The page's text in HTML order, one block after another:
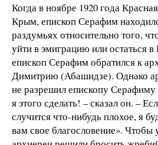
Когда в ноябре 1920 года
Крым, епископ Серафим
раздумьях относительно того,
уйти в эмиграцию или остаться
епископ Серафим обратился к
Димитрию (Абашидзе). Однако
не разрешил епископу Серафиму
я этого сделать! – сказал он. –
случится что-нибудь плохое, я
вам свое благословение».